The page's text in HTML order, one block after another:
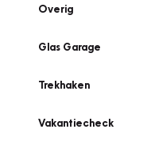
Overig
Glas Garage
Trekhaken
Vakantiecheck